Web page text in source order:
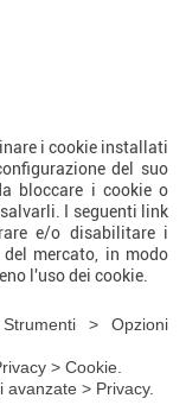
i cookie installati
del suo
bloccare i cookie o
I seguenti link
e/o disabilitare i
mercato, in modo
l'uso dei cookie.
> Opzioni
> Cookie.
avanzate > Privacy.